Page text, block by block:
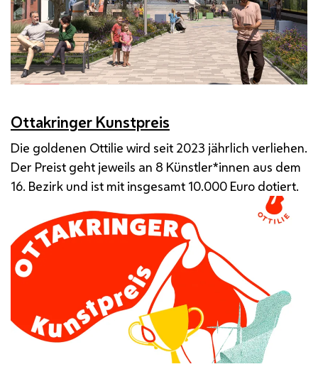
Ottakringer Kunstpreis
Die goldenen Ottilie wird seit 2023 jährlich verliehen.
Der Preist geht jeweils an 8 Künstler*innen aus dem
16. Bezirk und ist mit insgesamt 10.000 Euro dotiert.